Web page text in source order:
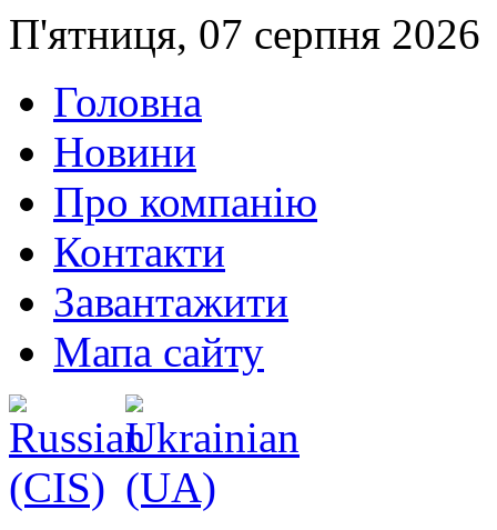
П'ятниця, 07 серпня 2026
Головна
Новини
Про компанію
Контакти
Завантажити
Мапа сайту